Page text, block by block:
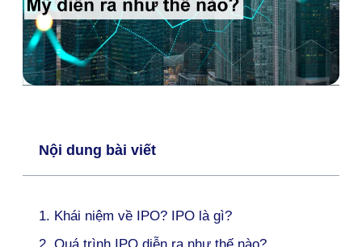
Nội dung bài viết
1. Khái niệm về IPO? IPO là gì?
2. Quá trình IPO diễn ra như thế nào?